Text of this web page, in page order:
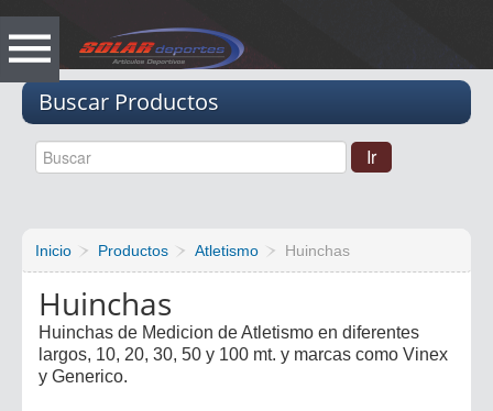
Buscar Productos
Inicio Productos Atletismo Huinchas
Huinchas
Huinchas de Medicion de Atletismo en diferentes
largos, 10, 20, 30, 50 y 100 mt. y marcas como Vinex
y Generico.